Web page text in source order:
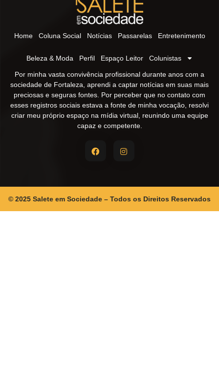
Home Coluna Social Notícias Passarelas Entretenimento
Beleza & Moda Perfil Espaço Leitor Colunistas
Por minha vasta convivência profissional durante anos com a
sociedade de Fortaleza, aprendi a captar notícias em suas mais
preciosas e seguras fontes. Por perceber que no contato com
esses registros sociais estava a fonte de minha vocação, resolvi
criar meu próprio espaço na mídia virtual, reunindo uma equipe
capaz e competente.
© 2025 Salete em Sociedade – Todos os Direitos Reservados